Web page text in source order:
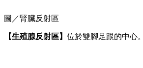
圖／腎臟反射區
【生殖腺反射區】 位於雙腳足跟的中心。